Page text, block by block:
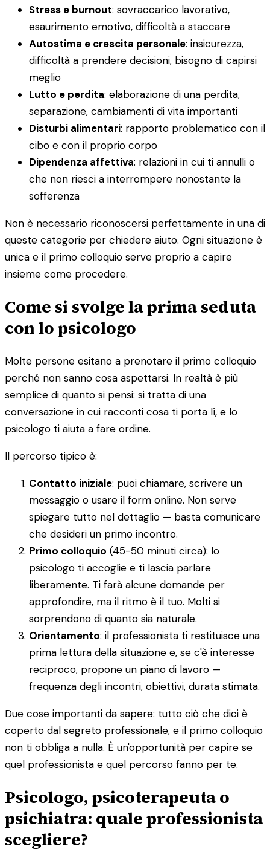
Stress e burnout: sovraccarico lavorativo,
esaurimento emotivo, difficoltà a staccare
Autostima e crescita personale: insicurezza,
difficoltà a prendere decisioni, bisogno di capirsi
meglio
Lutto e perdita: elaborazione di una perdita,
separazione, cambiamenti di vita importanti
Disturbi alimentari: rapporto problematico con il
cibo e con il proprio corpo
Dipendenza affettiva: relazioni in cui ti annulli o
che non riesci a interrompere nonostante la
sofferenza
Non è necessario riconoscersi perfettamente in una di
queste categorie per chiedere aiuto. Ogni situazione è
unica e il primo colloquio serve proprio a capire
insieme come procedere.
Come si svolge la prima seduta
con lo psicologo
Molte persone esitano a prenotare il primo colloquio
perché non sanno cosa aspettarsi. In realtà è più
semplice di quanto si pensi: si tratta di una
conversazione in cui racconti cosa ti porta lì, e lo
psicologo ti aiuta a fare ordine.
Il percorso tipico è:
Contatto iniziale: puoi chiamare, scrivere un
messaggio o usare il form online. Non serve
spiegare tutto nel dettaglio — basta comunicare
che desideri un primo incontro.
Primo colloquio (45-50 minuti circa): lo
psicologo ti accoglie e ti lascia parlare
liberamente. Ti farà alcune domande per
approfondire, ma il ritmo è il tuo. Molti si
sorprendono di quanto sia naturale.
Orientamento: il professionista ti restituisce una
prima lettura della situazione e, se c'è interesse
reciproco, propone un piano di lavoro —
frequenza degli incontri, obiettivi, durata stimata.
Due cose importanti da sapere: tutto ciò che dici è
coperto dal segreto professionale, e il primo colloquio
non ti obbliga a nulla. È un'opportunità per capire se
quel professionista e quel percorso fanno per te.
Psicologo, psicoterapeuta o
psichiatra: quale professionista
scegliere?